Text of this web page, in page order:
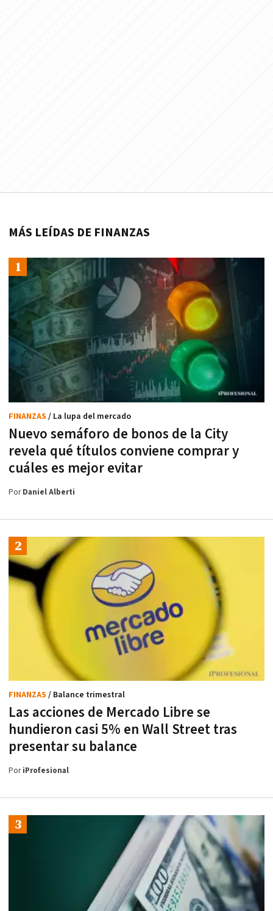
MÁS LEÍDAS DE FINANZAS
Nuevo semáforo de bonos de la City
revela qué títulos conviene comprar y
cuáles es mejor evitar
FINANZAS / La lupa del mercado
PorDaniel Alberti
Las acciones de Mercado Libre se
hundieron casi 5% en Wall Street tras
presentar su balance
FINANZAS / Balance trimestral
PoriProfesional